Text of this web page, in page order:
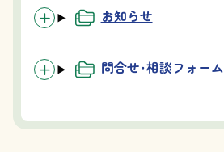
お知らせ
問合せ・相談フォーム